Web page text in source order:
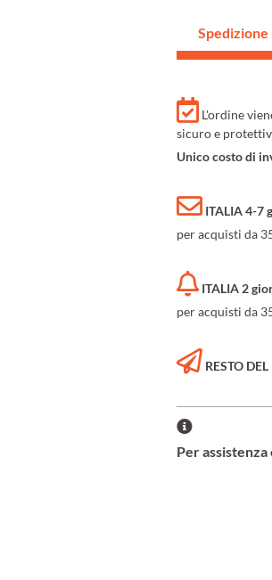
Spedizione
L'ordine
sicuro e
Unico costo di
ITALIA 4-7
per acquisti da
ITALIA 2
per acquisti da
RESTO
Per